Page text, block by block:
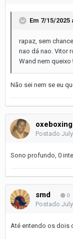
Em 7/15/2025
rapaz, sem
nao dá nao. Vitor
Wand nem queixo
Não sei nem se eu
oxeboxing
Postado
Sono profundo, 0
smd 0
Postado
Até entendo os dois